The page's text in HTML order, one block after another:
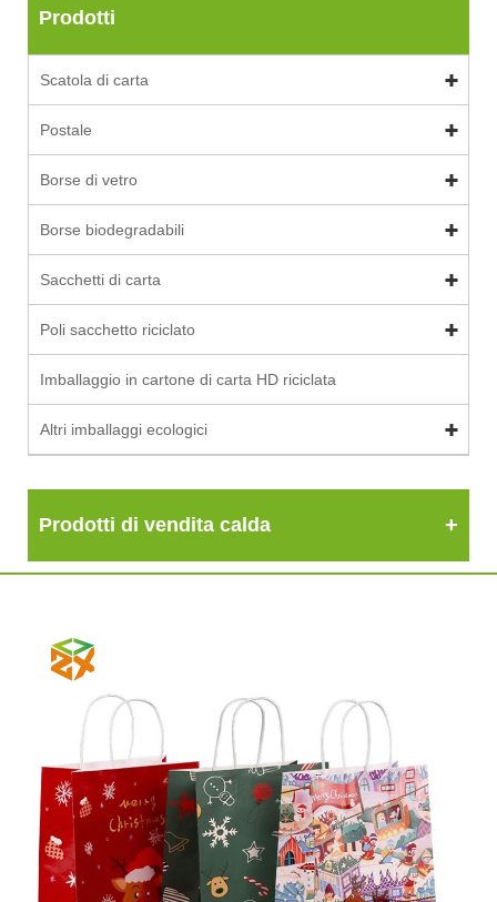
Prodotti
Scatola di carta
Postale
Borse di vetro
Borse biodegradabili
Sacchetti di carta
Poli sacchetto riciclato
Imballaggio in cartone di carta HD riciclata
Altri imballaggi ecologici
Prodotti di vendita calda